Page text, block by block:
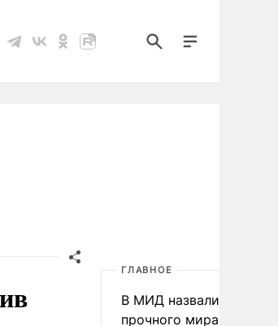
ГЛАВНОЕ
В МИД назвали условия
прочного мира на